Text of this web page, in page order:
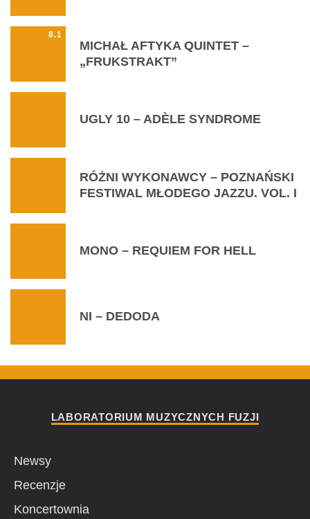
8.1
MICHAŁ AFTYKA QUINTET –
„FRUKSTRAKT”
UGLY 10 – ADÈLE SYNDROME
RÓŻNI WYKONAWCY – POZNAŃSKI
FESTIWAL MŁODEGO JAZZU. VOL. I
MONO – REQUIEM FOR HELL
NI – DEDODA
LABORATORIUM MUZYCZNYCH FUZJI
Newsy
Recenzje
Koncertownia